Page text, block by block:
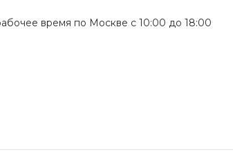
время по Москве с 10:00 до 18:00